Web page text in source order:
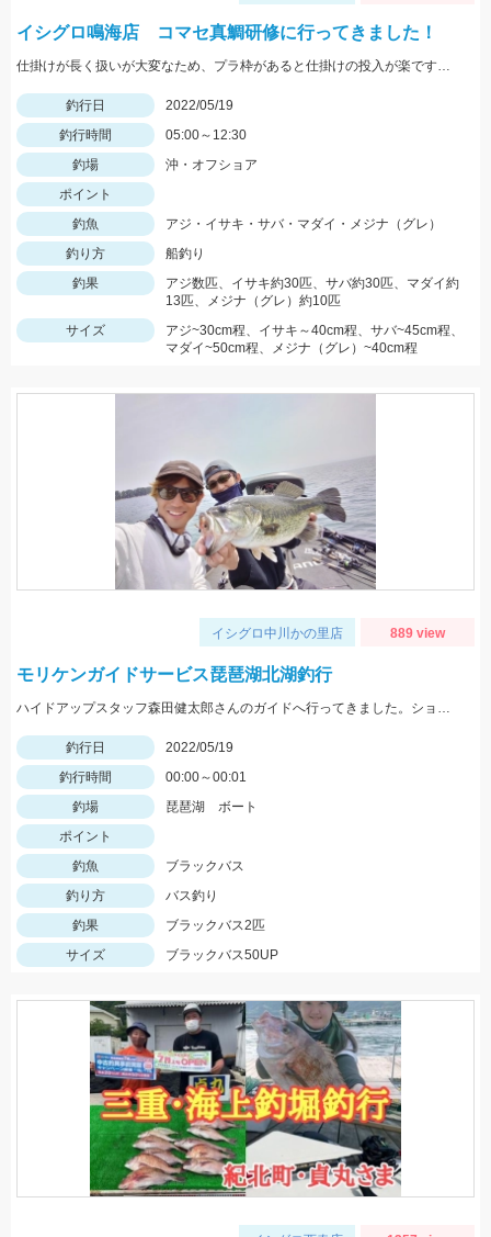
イシグロ鳴海店 コマセ真鯛研修に行ってきました！
仕掛けが長く扱いが大変なため、プラ枠があると仕掛けの投入が楽ですよ！
釣行日
2022/05/19
釣行時間
05:00～12:30
釣場
沖・オフショア
ポイント
釣魚
アジ・イサキ・サバ・マダイ・メジナ（グレ）
釣り方
船釣り
釣果
アジ数匹、イサキ約30匹、サバ約30匹、マダイ約
13匹、メジナ（グレ）約10匹
サイズ
アジ~30cm程、イサキ～40cm程、サバ~45cm程、
マダイ~50cm程、メジナ（グレ）~40cm程
イシグロ中川かの里店 889 view
モリケンガイドサービス琵琶湖北湖釣行
ハイドアップスタッフ森田健太郎さんのガイドへ行ってきました。ショットワッキーを使用して釣りました。
釣行日
2022/05/19
釣行時間
00:00～00:01
釣場
琵琶湖 ボート
ポイント
釣魚
ブラックバス
釣り方
バス釣り
釣果
ブラックバス2匹
サイズ
ブラックバス50UP